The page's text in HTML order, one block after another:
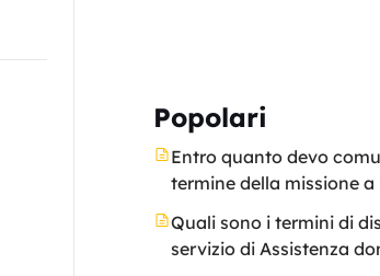
Popolari
Entro quanto devo
termine della missione a
Quali sono i termini di
servizio di Assistenza